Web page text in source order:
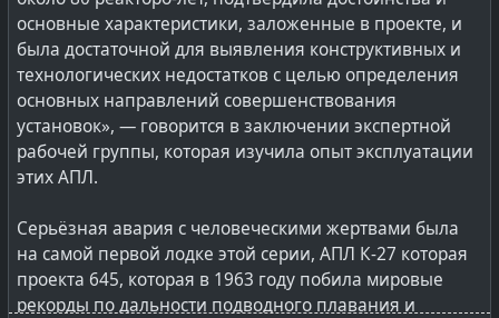
основные характеристики, заложенные в проекте, и
была достаточной для выявления конструктивных и
технологических недостатков с целью определения
основных направлений совершенствования
установок», — говорится в заключении экспертной
рабочей группы, которая изучила опыт эксплуатации
этих АПЛ.
Серьёзная авария с человеческими жертвами была
на самой первой лодке этой серии, АПЛ К-27 которая
проекта 645, которая в 1963 году побила мировые
рекорды по дальности подводного плавания и